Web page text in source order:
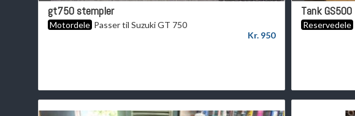
gt750 stempler
Motordele Passer til Suzuki GT 750
Kr. 950
Tank GS500
Reservedele